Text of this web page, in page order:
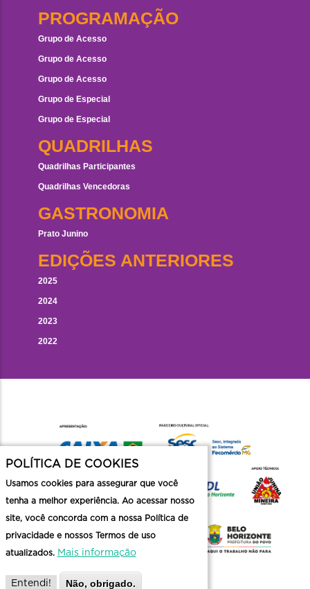
PROGRAMAÇÃO
Grupo de Acesso
Grupo de Acesso
Grupo de Acesso
Grupo de Especial
Grupo de Especial
QUADRILHAS
Quadrilhas Participantes
Quadrilhas Vencedoras
GASTRONOMIA
Prato Junino
EDIÇÕES ANTERIORES
2025
2024
2023
2022
POLÍTICA DE COOKIES
Usamos cookies para assegurar que você
tenha a melhor experiência. Ao acessar nosso
site, você concorda com a nossa Política de
privacidade e nossos Termos de uso
atualizados. Mais informação
Entendi! Não, obrigado.